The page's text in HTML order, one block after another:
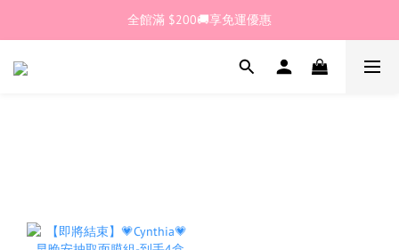
🎊加入官網會員 即獲$30購物金💰
全館滿 $200🚚享免運優惠
🎊加入官網會員 即獲$30購物金💰